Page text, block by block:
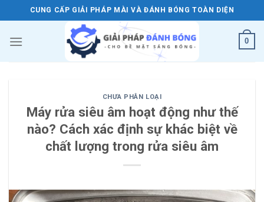
to
content
CUNG CẤP GIẢI PHÁP MÀI VÀ ĐÁNH BÓNG TOÀN DIỆN
0
CHƯA PHÂN LOẠI
Máy rửa siêu âm hoạt động như thế
nào? Cách xác định sự khác biệt về
chất lượng trong rửa siêu âm